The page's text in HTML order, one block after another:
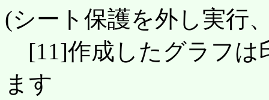
(シート保護を外し実行
[11]作成したグラフは
ます